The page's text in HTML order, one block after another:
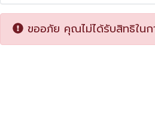
ขออภัย คุณไม่ได้รับสิทธิในก